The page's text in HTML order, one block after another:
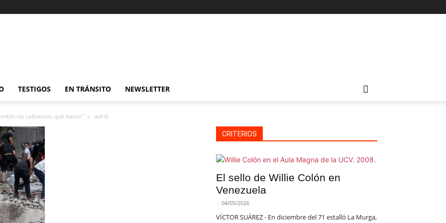
TESTIGOS EN TRÁNSITO NEWSLETTER
no sabíamos qué hacer” adri6
CRITERIOS
El sello de Willie Colón en
Venezuela
- 04/05/2026
VÍCTOR SUÁREZ - En diciembre del 71 estalló La Murga,